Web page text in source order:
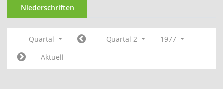
Niederschriften
Quartal Quartal 2
1977
Aktuell